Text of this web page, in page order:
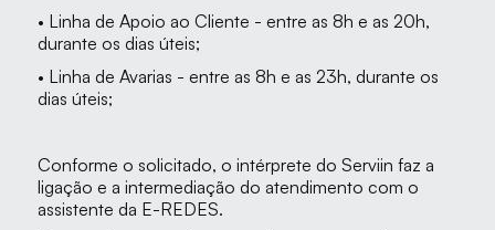
• Linha de Apoio ao Cliente - entre as 8h e as 20h,
durante os dias úteis;
• Linha de Avarias - entre as 8h e as 23h, durante os
dias úteis;
Conforme o solicitado, o intérprete do Serviin faz a
ligação e a intermediação do atendimento com o
assistente da E-REDES.